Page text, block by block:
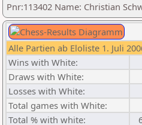
Pnr:113402 Name: Christian
Alle Partien ab Eloliste 1. Juli
Wins with White:
Draws with White:
Losses with White:
Total games with White:
Total % with white: